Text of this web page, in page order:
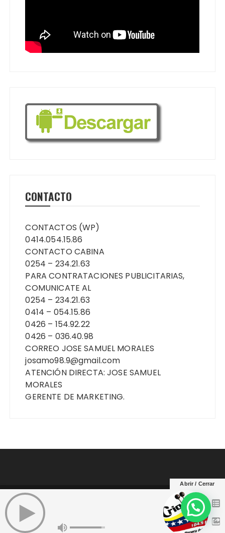
CONTACTO
CONTACTOS (WP)
0414.054.15.86
CONTACTO CABINA
0254 – 234.21.63
PARA CONTRATACIONES PUBLICITARIAS,
COMUNICATE AL
0254 – 234.21.63
0414 – 054.15.86
0426 – 154.92.22
0426 – 036.40.98
CORREO JOSE SAMUEL MORALES
josamo98.9@gmail.com
ATENCIÓN DIRECTA: JOSE SAMUEL
MORALES
GERENTE DE MARKETING.
Abrir / Cerrar
Copyright © Criollisima Yaracuy 104..9 Fm. Todos
los derechos reservados.
Tema Fascinate deThemebeez